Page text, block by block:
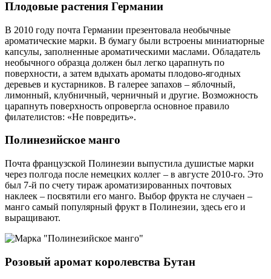
Плодовые растения Германии
В 2010 году почта Германии презентовала необычные
ароматические марки. В бумагу были встроены миниатюрные
капсулы, заполненные ароматическими маслами. Обладатель
необычного образца должен был легко царапнуть по
поверхности, а затем вдыхать ароматы плодово-ягодных
деревьев и кустарников. В галерее запахов – яблочный,
лимонный, клубничный, черничный и другие. Возможность
царапнуть поверхность опровергла основное правило
филателистов: «Не повредить».
Полинезийское манго
Почта французской Полинезии выпустила душистые марки
через полгода после немецких коллег – в августе 2010-го. Это
был 7-й по счету тираж ароматизированных почтовых
наклеек – посвятили его манго. Выбор фрукта не случаен –
манго самый популярный фрукт в Полинезии, здесь его и
выращивают.
Розовый аромат королевства Бутан